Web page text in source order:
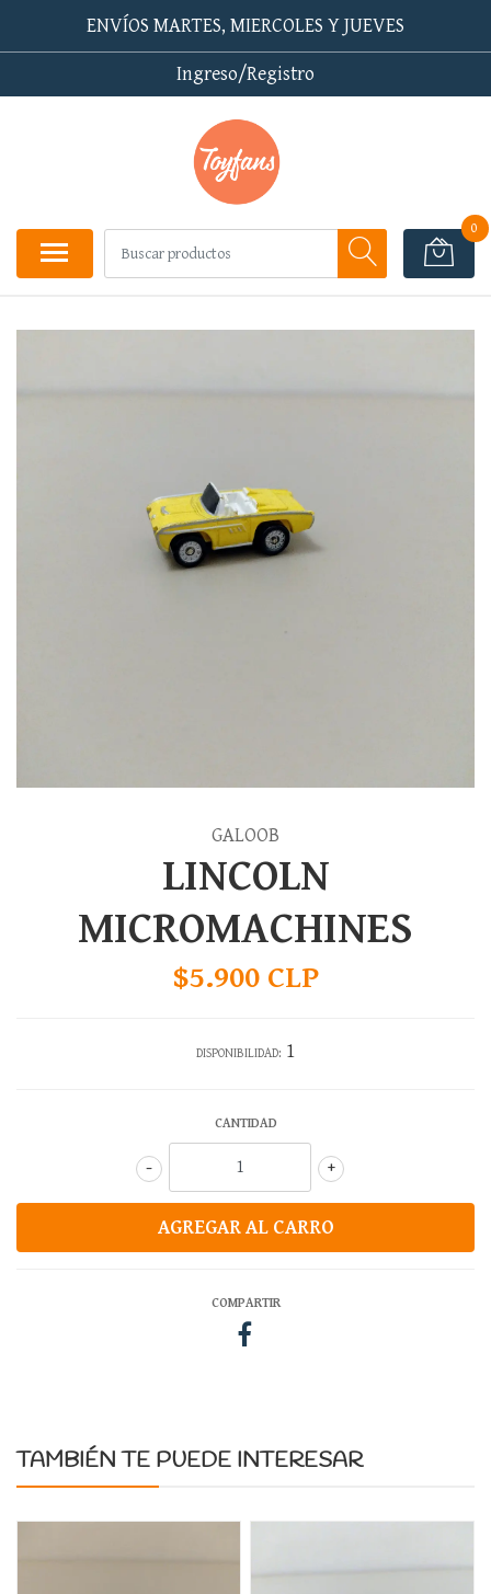
ENVÍOS MARTES, MIERCOLES Y JUEVES
Ingreso/Registro
0
GALOOB
LINCOLN
MICROMACHINES
$5.900 CLP
DISPONIBILIDAD: 1
CANTIDAD
+
-
COMPARTIR
TAMBIÉN TE PUEDE INTERESAR